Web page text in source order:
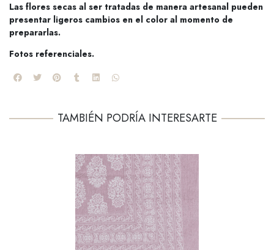
Las flores secas al ser tratadas de manera artesanal pueden
presentar ligeros cambios en el color al momento de
prepararlas.
Fotos referenciales.
TAMBIÉN PODRÍA INTERESARTE